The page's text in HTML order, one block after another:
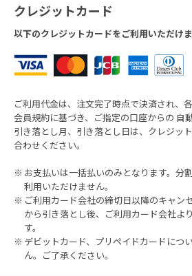
クレジットカード
以下のクレジットカードをご利用いただけま
ご利用代金は、注文完了時点で決済され、
会員規約に基づき、ご指定の口座からの 自
引き落とし月、引き落とし日は、クレジッ
合わせください。
お支払いは一括払いのみとなります。分
利用いただけません。
ご利用カード会社の締切日以降のキャン
から引き落とし後、ご利用カード会社よ
す。
デビットカード、プリペイドカードにつ
ん。ご了承ください。